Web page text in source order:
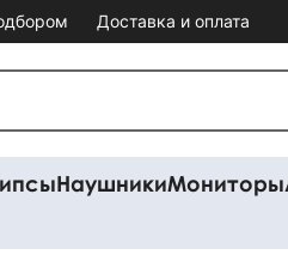
Доставка и оплата
НаушникиМониторы